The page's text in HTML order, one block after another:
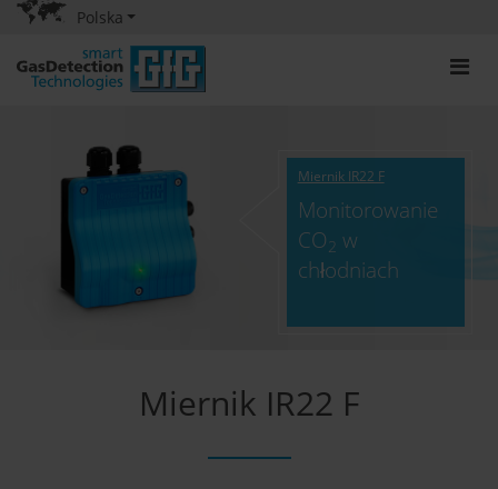
Polska
Miernik IR22 F
Monitorowanie
CO 2 w
chłodniach
Miernik IR22 F